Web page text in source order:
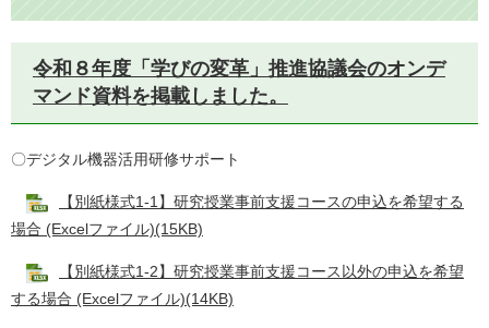
令和８年度「学びの変革」推進協議会のオンデ
マンド資料を掲載しました。
〇デジタル機器活用研修サポート
【別紙様式1-1】研究授業事前支援コースの申込を希望する
場合 (Excelファイル)(15KB)
【別紙様式1-2】研究授業事前支援コース以外の申込を希望
する場合 (Excelファイル)(14KB)